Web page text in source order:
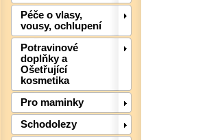
Péče o vlasy,
vousy, ochlupení
Potravinové
doplňky a
Ošetřující
kosmetika
Pro maminky
Schodolezy